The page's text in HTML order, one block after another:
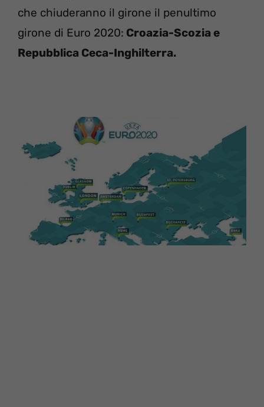
che chiuderanno il girone il penultimo
girone di Euro 2020: Croazia-Scozia e
Repubblica Ceca-Inghilterra.